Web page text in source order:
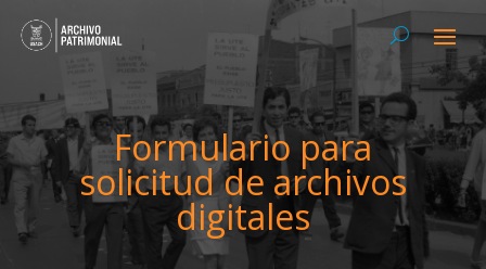
Formulario para
solicitud de archivos
digitales